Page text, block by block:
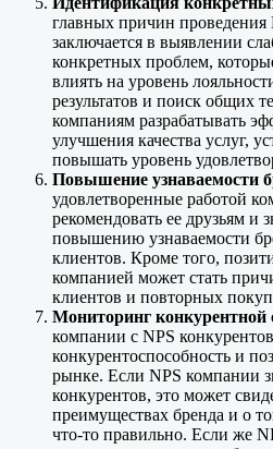
главных причин проведения
заключается в выявлении
конкретных проблем,
влиять на уровень
результатов и поиск общих
компаниям разрабатывать
улучшения качества услуг,
повышать уровень
Повышение узнаваемости
удовлетворенные работой
рекомендовать ее друзьям и
повышению узнаваемости
клиентов. Кроме того,
компанией может стать
клиентов и повторных
Мониторинг конкурентной
компании с NPS
конкурентоспособность и
рынке. Если NPS компании
конкурентов, это может
преимуществах бренда и о
что-то правильно. Если же